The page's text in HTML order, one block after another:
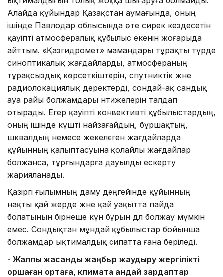
Алайда құйындар Қазақстан аумағында, оның
ішінде Павлодар облысында өте сирек кездесетін
қауіпті атмосфералық құбылыс екенін жоғарыда
айттым. «Қазгидромет» мамандары тұрақты түрде
синоптикалық жағдайларды, атмосфераның
тұрақсыздық көрсеткіштерін, спутниктік және
радиолокациялық деректерді, сондай-ақ сандық
ауа райы болжамдары нәтижелерін талдап
отырады. Егер қауіпті конвективті құбылыстардың,
оның ішінде күшті найзағайдың, бұршақтың,
шквалдың немесе жекелеген жағдайларда
құйынның қалыптасуына қолайлы жағдайлар
болжанса, тұрғындарға дауылды ескерту
жарияланады.
Қазіргі ғылымның даму деңгейінде құйынның
нақты қай жерде және қай уақытта пайда
болатынын бірнеше күн бұрын дәл болжау мүмкін
емес. Сондықтан мұндай құбылыстар бойынша
болжамдар ықтималдық сипатта ғана беріледі.
- Жалпы жасанды жаңбыр жаудыру жергілікті
қоршаған ортаға, климатқа қандай зардаптар